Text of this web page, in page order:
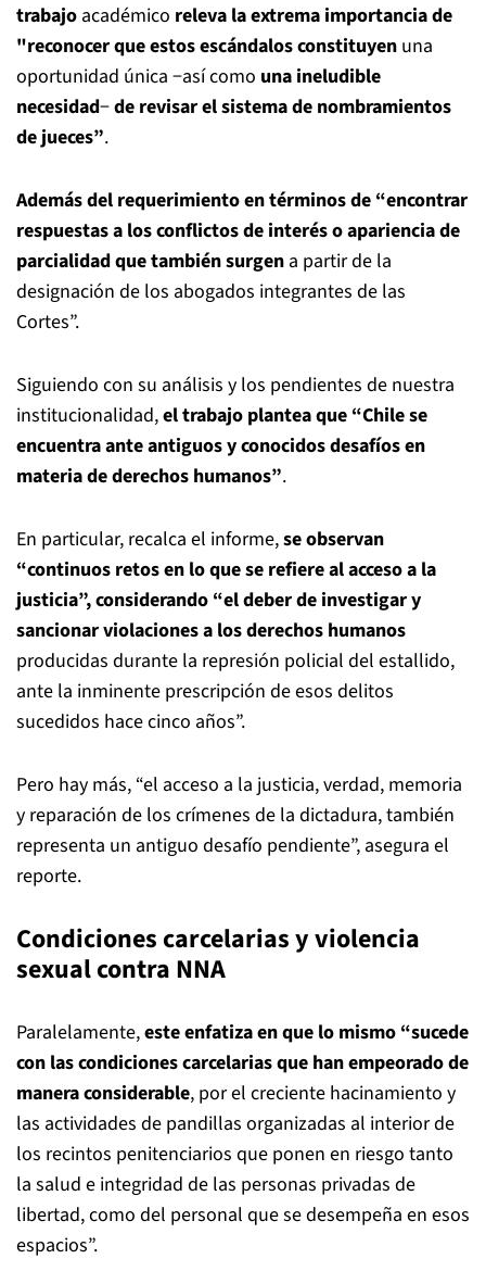
trabajo académico releva la extrema importancia de
"reconocer que estos escándalos constituyen una
oportunidad única −así como una ineludible
necesidad−de revisar el sistema de nombramientos
de jueces”.
Además del requerimiento en términos de “encontrar
respuestas a los conflictos de interés o apariencia de
parcialidad que también surgen a partir de la
designación de los abogados integrantes de las
Cortes”.
Siguiendo con su análisis y los pendientes de nuestra
institucionalidad,el trabajo plantea que “Chile se
encuentra ante antiguos y conocidos desafíos en
materia de derechos humanos”.
En particular, recalca el informe,se observan
“continuos retos en lo que se refiere al acceso a la
justicia”, considerando “el deber de investigar y
sancionar violaciones a los derechos humanos
producidas durante la represión policial del estallido,
ante la inminente prescripción de esos delitos
sucedidos hace cinco años”.
Pero hay más, “el acceso a la justicia, verdad, memoria
y reparación de los crímenes de la dictadura, también
representa un antiguo desafío pendiente”, asegura el
reporte.
Condiciones carcelarias y violencia
sexual contra NNA
Paralelamente,este enfatiza en que lo mismo “sucede
con las condiciones carcelarias que han empeorado de
manera considerable, por el creciente hacinamiento y
las actividades de pandillas organizadas al interior de
los recintos penitenciarios que ponen en riesgo tanto
la salud e integridad de las personas privadas de
libertad, como del personal que se desempeña en esos
espacios”.